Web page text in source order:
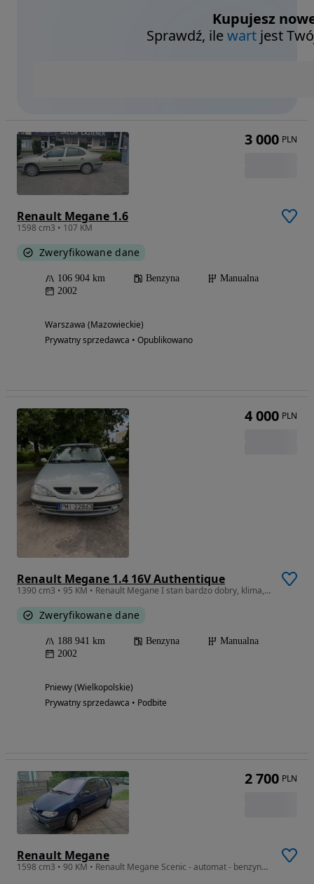
Kupujesz
Sprawdź, ilewart jest
Renault Megane 1.6
1598 cm3 • 107 KM
Zweryfikowane dane
106 904 km Benzyna
Manualna
2002
Warszawa (Mazowieckie)
Prywatny sprzedawca • Opublikowano
3 000 PLN
Renault Megane 1.4 16V Authentique
1390 cm3 • 95 KM • Renault Megane I stan bardzo dobry, klima, gotowy do jazdy
Zweryfikowane dane
188 941 km Benzyna
Manualna
2002
Pniewy (Wielkopolskie)
Prywatny sprzedawca • Podbite
4 000 PLN
Renault Megane
1598 cm3 • 90 KM • Renault Megane Scenic - automat - benzyna - klima
2 700 PLN